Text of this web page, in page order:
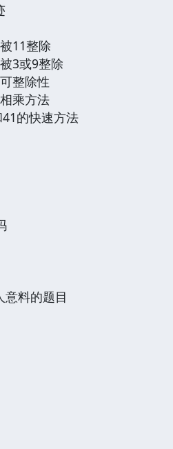
11整除
3或9整除
整除性
乘方法
的快速方法
意料的题目